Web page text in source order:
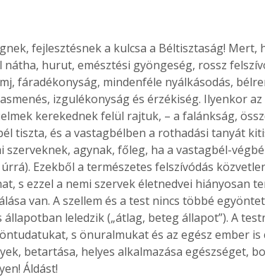
fejlesztésnek a kulcsa a Béltisztaság! Mert,
hurut, emésztési gyöngeség, rossz
fáradékonyság, mindenféle nyálkásodás,
izgulékonyság és érzékiség. Ilyenkor
kerekednek felül rajtuk, – a falánkság,
tiszta, és a vastagbélben a rothadási tanyát
szerveknek, agynak, főleg, ha a vastagbél-
Ezekből a természetes felszívódás
s ezzel a nemi szervek életnedvei hiányosan
van. A szellem és a test nincs többé
leledzik („átlag, beteg állapot”). A
s önuralmukat és az egész ember is
betartása, helyes alkalmazása egészséget,
Áldást!